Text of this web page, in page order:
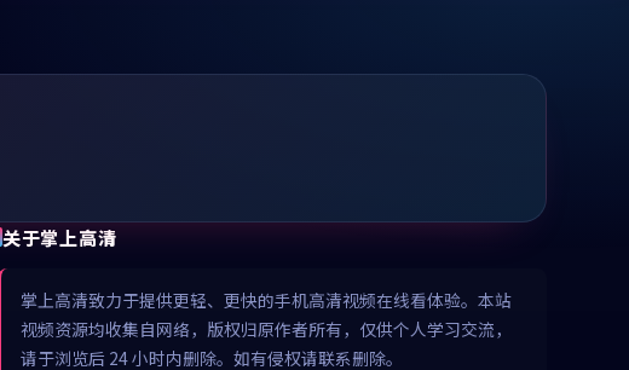
关于掌上高清
掌上高清致力于提供更轻、更快的手机高清视频在线看体验。本站
视频资源均收集自网络，版权归原作者所有，仅供个人学习交流，
请于浏览后 24 小时内删除。如有侵权请联系删除。